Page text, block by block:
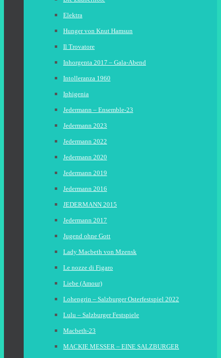
Elektra
Hunger von Knut Hamsun
Il Trovatore
Inhorgenta 2017 – Gala-Abend
Intolleranza 1960
Iphigenia
Jedermann – Ensemble-23
Jedermann 2023
Jedermann 2022
Jedermann 2020
Jedermann 2019
Jedermann 2016
JEDERMANN 2015
Jedermann 2017
Jugend ohne Gott
Lady Macbeth von Mzensk
Le nozze di Figaro
Liebe (Amour)
Lohengrin – Salzburger Osterfestspiel 2022
Lulu – Salzburger Festspiele
Macbeth-23
MACKIE MESSER – EINE SALZBURGER